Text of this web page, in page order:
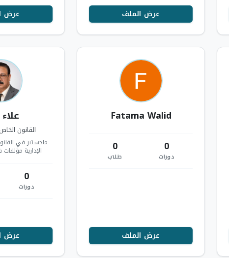
عرض الملف عرض
Fatama Walid
0
دورات
0
طلاب
عرض الملف
القانون
ماجستير في
الإدارية
والقانون المدني
0
دورات
عرض